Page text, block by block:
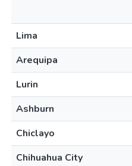
Lima
Arequipa
Lurin
Ashburn
Chiclayo
Chihuahua City